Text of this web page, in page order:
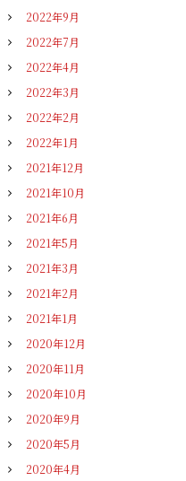
2022年9月
2022年7月
2022年4月
2022年3月
2022年2月
2022年1月
2021年12月
2021年10月
2021年6月
2021年5月
2021年3月
2021年2月
2021年1月
2020年12月
2020年11月
2020年10月
2020年9月
2020年5月
2020年4月